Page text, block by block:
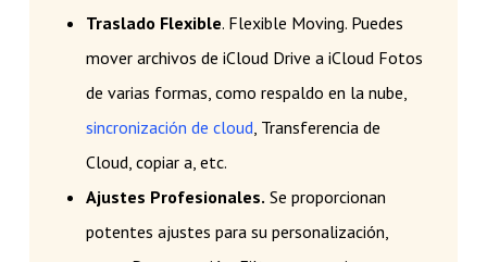
Traslado Flexible. Flexible Moving. Puedes
mover archivos de iCloud Drive a iCloud Fotos
de varias formas, como respaldo en la nube,
sincronización de cloud , Transferencia de
Cloud, copiar a, etc.
Ajustes Profesionales. Se proporcionan
potentes ajustes para su personalización,